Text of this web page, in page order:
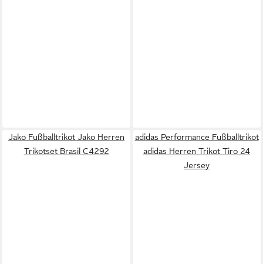
Jako Fußballtrikot Jako Herren
Trikotset Brasil C4292
adidas Performance Fußballtrikot
adidas Herren Trikot Tiro 24
Jersey